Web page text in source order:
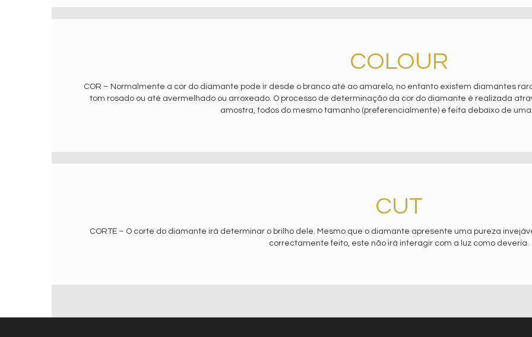
COLOUR
COR – Normalmente a cor do diamante pode ir desde o branco até ao amarelo, no entanto existem diamantes
tom rosado ou até avermelhado ou arroxeado. O processo de determinação da cor do diamante é realizada
amostra, todos do mesmo tamanho (preferencialmente) e feita debaixo de uma
CUT
CORTE – O corte do diamante irá determinar o brilho dele. Mesmo que o diamante apresente uma pureza
correctamente feito, este não irá interagir com a luz como deveria.